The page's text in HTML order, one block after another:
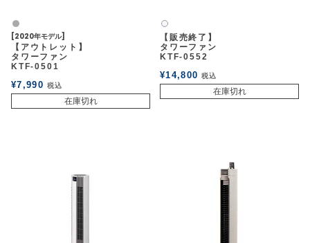
グレー
[2020年モデル]
【アウトレット】
タワーファン
KTF-0501
¥7,990 税込
在庫切れ
白2
【販売終了】
タワーファン
KTF-0552
¥14,800 税込
在庫切れ